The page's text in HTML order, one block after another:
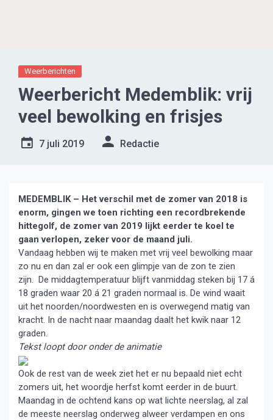
Weerberichten
Weerbericht Medemblik: vrij
veel bewolking en frisjes
7 juli 2019 Redactie
MEDEMBLIK – Het verschil met de zomer van 2018 is
enorm, gingen we toen richting een recordbrekende
hittegolf, de zomer van 2019 lijkt eerder te koel te
gaan verlopen, zeker voor de maand juli.
Vandaag hebben wij te maken met vrij veel bewolking maar
zo nu en dan zal er ook een glimpje van de zon te zien
zijn. De middagtemperatuur blijft vanmiddag steken bij 17 á
18 graden waar 20 á 21 graden normaal is. De wind waait
uit het noorden/noordwesten en is overwegend matig van
kracht. In de nacht naar maandag daalt het kwik naar 12
graden.
Tekst loopt door onder de animatie
Ook de rest van de week ziet het er nu bepaald niet echt
zomers uit, het woordje herfst komt eerder in de buurt.
Maandag in de ochtend kans op wat lichte neerslag, al zal
de meeste neerslag onderweg alweer verdampen en ons